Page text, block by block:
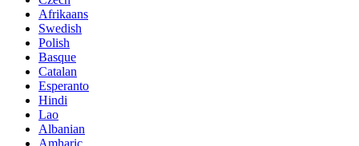
Afrikaans
Swedish
Polish
Basque
Catalan
Esperanto
Hindi
Lao
Albanian
Amharic